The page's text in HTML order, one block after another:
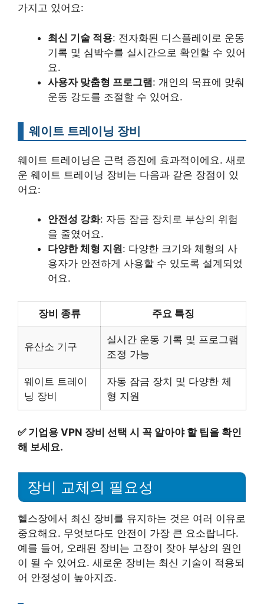
가지고 있어요:
최신 기술 적용: 전자화된 디스플레이로 운동
기록 및 심박수를 실시간으로 확인할 수 있어
요.
사용자 맞춤형 프로그램: 개인의 목표에 맞춰
운동 강도를 조절할 수 있어요.
웨이트 트레이닝 장비
웨이트 트레이닝은 근력 증진에 효과적이에요. 새로
운 웨이트 트레이닝 장비는 다음과 같은 장점이 있
어요:
안전성 강화: 자동 잠금 장치로 부상의 위험
을 줄였어요.
다양한 체형 지원: 다양한 크기와 체형의 사
용자가 안전하게 사용할 수 있도록 설계되었
어요.
장비 종류 주요 특징
유산소 기구
실시간 운동 기록 및 프로그램
조정 가능
웨이트 트레이
닝 장비
자동 잠금 장치 및 다양한 체
형 지원
✅ 기업용 VPN 장비 선택 시 꼭 알아야 할 팁을 확인
해 보세요.
장비 교체의 필요성
헬스장에서 최신 장비를 유지하는 것은 여러 이유로
중요해요. 무엇보다도 안전이 가장 큰 요소랍니다.
예를 들어, 오래된 장비는 고장이 잦아 부상의 원인
이 될 수 있어요. 새로운 장비는 최신 기술이 적용되
어 안정성이 높아지죠.